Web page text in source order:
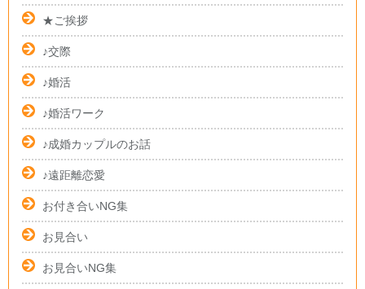
★ご挨拶
♪交際
♪婚活
♪婚活ワーク
♪成婚カップルのお話
♪遠距離恋愛
お付き合いNG集
お見合い
お見合いNG集